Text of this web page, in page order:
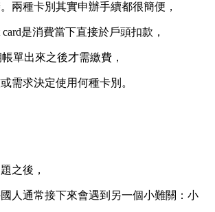
兩種卡別其實申辦手續都很簡便，
是消費當下直接於戶頭扣款，
單出來之後才需繳費，
需求決定使用何種卡別。
之後，
人通常接下來會遇到另一個小難關：小